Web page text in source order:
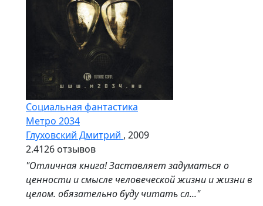
Социальная фантастика
Метро 2034
Глуховский Дмитрий , 2009
2.4126 отзывов
"Отличная книга! Заставляет задуматься о
ценности и смысле человеческой жизни и жизни в
целом. обязательно буду читать сл..."